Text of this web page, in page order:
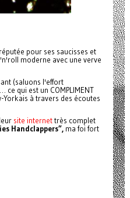
pour ses saucisses et
moderne avec une verve
(saluons l'effort
qui est un COMPLIMENT
à travers des écoutes
site internettrès complet
Handclappers”, ma foi fort